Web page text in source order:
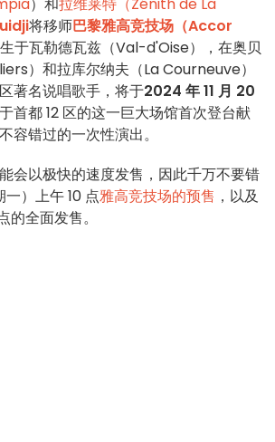
）和拉维莱特（Zénith de La
将移师巴黎雅高竞技场（Accor
于瓦勒德瓦兹（Val-d'Oise），在奥贝
）和拉库尔纳夫（La Courneuve）
著名说唱歌手，将于2024 年 11 月 20
首都 12 区的这一巨大场馆首次登台献
容错过的一次性演出。
会以极快的速度发售，因此千万不要错
一）上午 10 点雅高竞技场的预售 ，以及
的全面发售。